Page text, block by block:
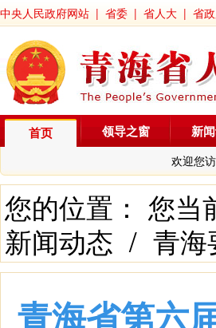
中央人民政府网站 | 省委 | 省人大 | 省
首页
欢迎您
领导之窗 新
您的位置： 您当
新闻动态 / 青海
青海省第六